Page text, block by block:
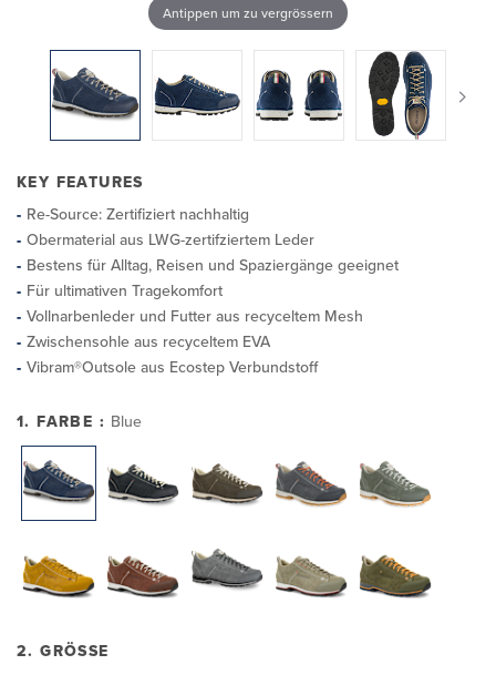
Antippen um zu vergrössern
KEY FEATURES
Re-Source: Zertifiziert nachhaltig
Obermaterial aus LWG-zertifziertem Leder
Bestens für Alltag, Reisen und Spaziergänge geeignet
Für ultimativen Tragekomfort
Vollnarbenleder und Futter aus recyceltem Mesh
Zwischensohle aus recyceltem EVA
Vibram®Outsole aus Ecostep Verbundstoff
1. FARBE : Blue
2. GRÖSSE